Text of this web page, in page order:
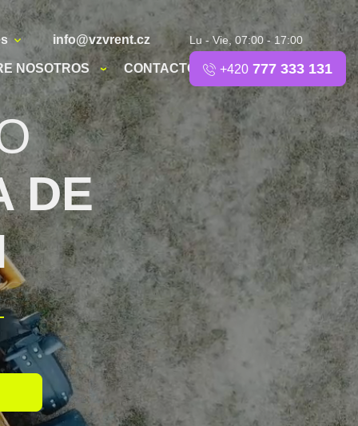
NOSOTROS CONTACTO
info@vzvrent.cz Lu - Vie, 07:00 - 17:00
+420 777 333 131
DE